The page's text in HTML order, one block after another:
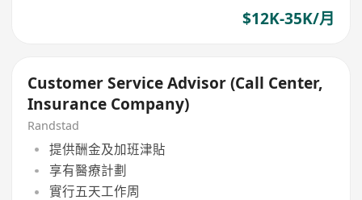
$12K-35K/月
Customer Service Advisor (Call Center,
Insurance Company)
Randstad
提供酬金及加班津貼
享有醫療計劃
實行五天工作周